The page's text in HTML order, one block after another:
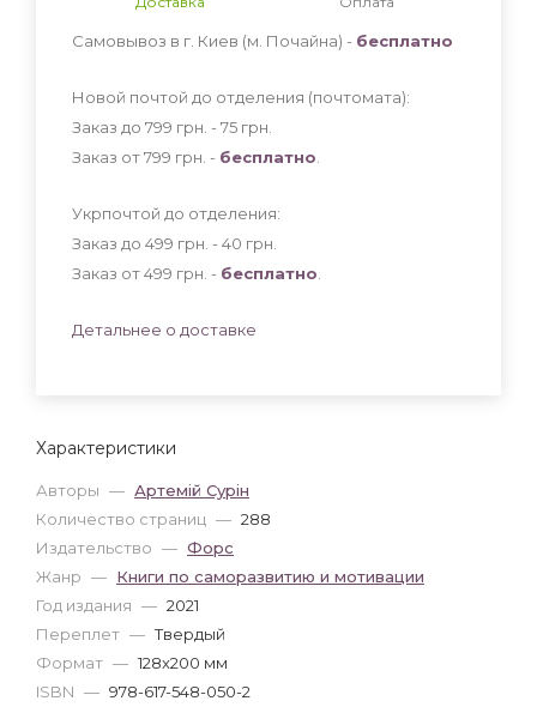
Характеристики
Авторы — Артемій Сурін
Количество страниц — 288
Издательство — Форс
Жанр — Книги по саморазвитию и мотивации
Год издания — 2021
Переплет — Твердый
Формат — 128x200 мм
ISBN — 978-617-548-050-2
Самовывоз в г. Киев (м. Почайна) - бесплатно
Новой почтой до отделения (почтомата):
Заказ до 799 грн. - 75 грн
Заказ от 799 грн. - бесплатно
Укрпочтой до отделения:
Заказ до 499 грн. - 40 грн
Заказ от 499 грн. - бесплатно
Детальнее о доставке